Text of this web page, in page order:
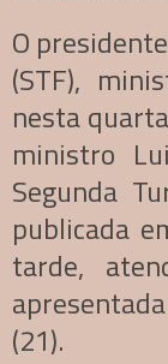
O
(STF),
nesta
ministro
Segunda
publicada
tarde,
(21).